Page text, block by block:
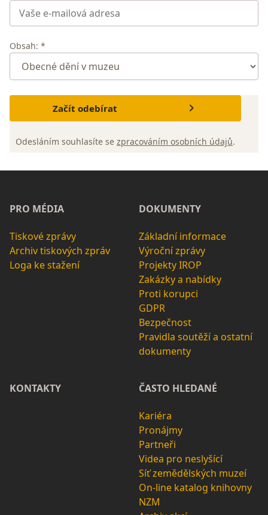
Obsah: *
Začít odebírat
Odesláním souhlasíte se zpracováním osobních údajů.
PRO MÉDIA
Tiskové zprávy
Archiv tiskových zpráv
Loga ke stažení
DOKUMENTY
Základní informace
Výroční zprávy
Projekty IROP
Zakázky a nabídky
Proti korupci
GDPR
Bezpečnost
Pravidla soutěží a ostatní
dokumenty
KONTAKTY ČASTO HLEDANÉ
Kariéra
Pronájmy
Partneři
Videa pro neslyšící
Síť zemědělských muzeí
On-line katalog knihovny
NZM